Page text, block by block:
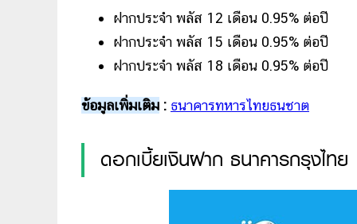
ฝากประจำ พลัส 12 เดือน 0.95% ต่อปี
ฝากประจำ พลัส 15 เดือน 0.95% ต่อปี
ฝากประจำ พลัส 18 เดือน 0.95% ต่อปี
ข้อมูลเพิ่มเติม : ธนาคารทหารไทยธนชาต
ดอกเบี้ยเงินฝาก ธนาคารกรุงไทย